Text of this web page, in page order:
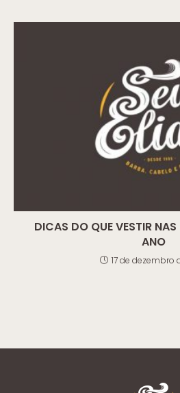
DICAS DO QUE VESTIR NAS
ANO
17 de dezembro